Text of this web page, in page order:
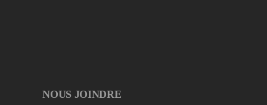
NOUS JOINDRE